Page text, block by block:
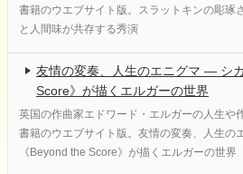
書籍のウエブサイト版。スラットキンの彫
と人間味が共存する秀演
友情の変奏、人生のエニグマ ― シ
Score》が描くエルガーの世界
英国の作曲家エドワード・エルガーの人生や
書籍のウエブサイト版。友情の変奏、人生の
《Beyond the Score》が描くエルガーの世界